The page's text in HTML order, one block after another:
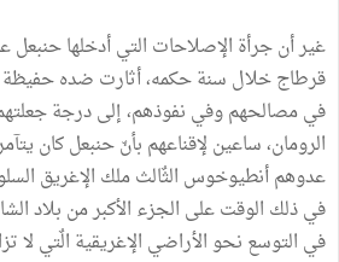
غير أن جرأة الإصلاحات التي أدخلها حنبعل
قرطاج خلال سنة حكمه، أثارت ضده حفيظة
في مصالحهم وفي نفوذهم، إلى درجة
الرومان، ساعين لإقناعهم بأنّ حنبعل كان
عدوهم أنطيوخوس الثٌالث ملك الإغريق
في ذلك الوقت على الجزء الأكبر من بلاد
في التوسع نحو الأراضي الإغريقية الٌتي لا